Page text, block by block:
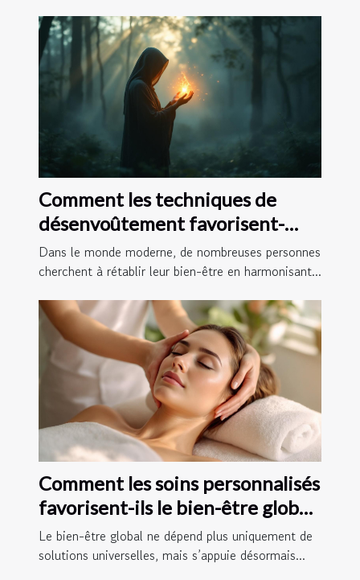
Comment les techniques de
désenvoûtement favorisent-
elles l'équilibre énergétique ?
Dans le monde moderne, de nombreuses personnes
cherchent à rétablir leur bien-être en harmonisant...
Comment les soins personnalisés
favorisent-ils le bien-être global
?Le bien-être global ne dépend plus uniquement de
solutions universelles, mais s’appuie désormais...